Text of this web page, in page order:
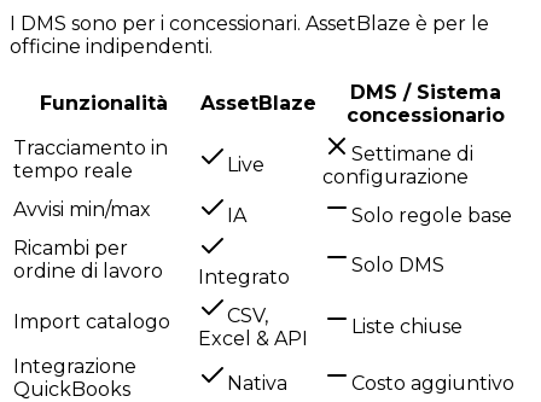
I DMS sono per i concessionari. AssetBlaze è per le
officine indipendenti.
Funzionalità AssetBlaze
DMS / Sistema
concessionario
Tracciamento in
tempo reale
Live
Settimane di
configurazione
Avvisi min/max
IA
Solo regole base
Ricambi per
ordine di lavoro
Integrato
Solo DMS
Import catalogo
CSV,
Excel & API
Liste chiuse
Integrazione
QuickBooks
Nativa
Costo aggiuntivo